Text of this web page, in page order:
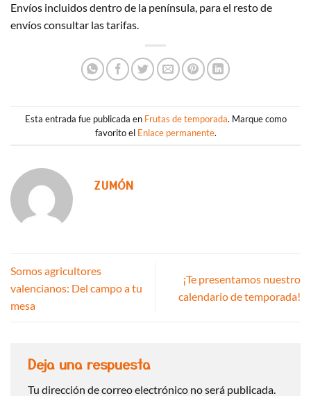
Envíos incluidos dentro de la península, para el resto de
envíos consultar las tarifas.
Esta entrada fue publicada en Frutas de temporada. Marque como
favorito el Enlace permanente.
ZUMÓN
Somos agricultores
valencianos: Del campo a tu
mesa
¡Te presentamos nuestro
calendario de temporada!
Deja una respuesta
Tu dirección de correo electrónico no será publicada.